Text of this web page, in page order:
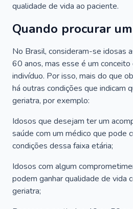
qualidade de vida ao paciente.
Quando procurar
No Brasil, consideram-se idosas
60 anos, mas esse é um conceito
indivíduo. Por isso, mais do que
há outras condições que indicam
geriatra, por exemplo:
Idosos que desejam ter um
saúde com um médico que pode
condições dessa faixa etária;
Idosos com algum
podem ganhar qualidade de vida
geriatra;